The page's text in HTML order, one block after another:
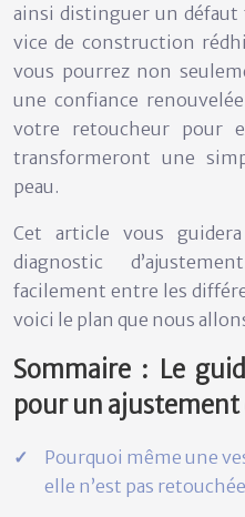
ainsi distinguer un défaut
vice de construction
vous pourrez non
une confiance
votre retoucheur pour
transformeront une
peau.
Cet article vous
diagnostic
facilement entre les
voici le plan que nous
Sommaire : Le
pour un
Pourquoi même une
elle n’est pas